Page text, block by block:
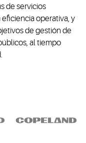
de servicios
eficiencia operativa, y
de gestión de
al tiempo